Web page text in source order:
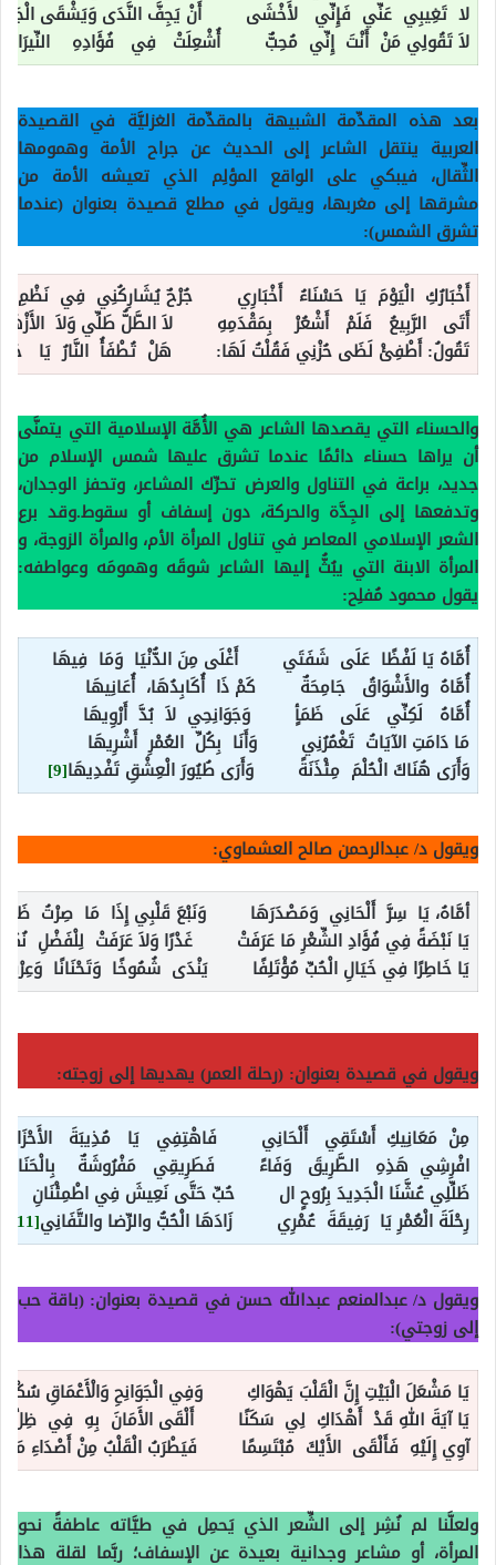
لا تَغِيبِي عَنِّي فَإِنِّي لأَخْشَى أَنْ يَجِفَّ النَّدَى وَيَشْقَى
لاَ تَقُولِي مَنْ أَنْتَ إِنِّي مُحِبٌّ أُشْعِلَتْ فِي فُؤَادِهِ النِّيرَانُ
بعد هذه المقدِّمة الشبيهة بالمقدِّمة الغزليَّة في القصيدة
العربية ينتقل الشاعر إلى الحديث عن جراح الأمة وهمومها
الثِّقال، فيبكي على الواقع المؤلِم الذي تعيشه الأمة من
مشرقها إلى مغربها، ويقول في مطلع قصيدة بعنوان (عندما
تشرق الشمس):
أَخْبَارُكِ الْيَوْمَ يَا حَسْنَاءُ أَخْبَارِي جُرْحٌ يُشَارِكُنِي فِي نَظْمِ
أَتَى الرَّبِيعُ فَلَمْ أَشْعُرْ بِمَقْدَمِهِ لاَ الطَّلُّ طَلِّي وَلاَ
تَقُولُ: أَطْفِئْ لَظَى حُزْنِي فَقُلْتُ لَهَا: هَلْ تُطْفَأُ النَّارُ يَا
والحسناء التي يقصدها الشاعر هي الأُمَّة الإسلامية التي يتمنَّى
أن يراها حسناء دائمًا عندما تشرق عليها شمس الإسلام من
جديد، براعة في التناول والعرض تحرِّك المشاعر، وتحفز الوجدان،
وتدفعها إلى الجِدَّة والحركة، دون إسفاف أو سقوط.وقد برع
الشعر الإسلامي المعاصر في تناول المرأة الأم، والمرأة الزوجة، و
المرأة الابنة التي يبُثُّ إليها الشاعر شوقَه وهمومَه وعواطفه:
يقول محمود مُفلِح:
أُمَّاهُ يَا لَفْظًا عَلَى شَفَتَي أَغْلَى مِنَ الدُّنْيَا وَمَا فِيهَا
أُمَّاهُ والأَشْوَاقُ جَامِحَةٌ كَمْ ذَا أُكَابِدُهَا، أُعَانِيهَا
أُمَّاهُ لَكِنِّي عَلَى ظَمَأٍ وَجَوَانِحِي لاَ بُدَّ أَرْوِيهَا
مَا دَامَتِ الآيَاتُ تَغْمُرُنِي وَأَنَا بِكُلِّ العُمْرِ أَشْرِيهَا
وَأَرَى هُنَاكَ الْحُلْمَ مِئْذَنَةً وَأَرَى طُيُورَ الْعِشْقِ تَفْدِيهَا[9]
ويقول د/ عبدالرحمن صالح العشماوي:
أمَّاهُ، يَا سِرَّ أَلْحَانِي وَمَصْدَرَهَا وَنَبْعَ قَلْبِي إِذَا مَا صِرْتُ
يَا نَبْضَةً فِي فُؤَادِ الشِّعْرِ مَا عَرَفَتْ غَدْرًا وَلاَ عَرَفَتْ لِلْفَضْلِ
يَا خَاطِرًا فِي خَيَالِ الْحُبِّ مُؤْتَلِفًا يَنْدَى شُمُوخًا وَتَحْنَانًا
ويقول في قصيدة بعنوان: (رحلة العمر) يهديها إلى زوجته:
مِنْ مَعَانِيكِ أَسْتَقِي أَلْحَانِي فَاهْتِفِي يَا مُذِيبَةَ الأَحْزَانِ
افْرِشِي هَذِهِ الطَّرِيقَ وَفَاءً فَطَرِيقِي مَفْرُوشَةٌ بِالْحَنَانِ
ظَلِّلِي عُشَّنَا الْجَدِيدَ بِرُوحٍ ال حُبِّ حَتَّى نَعِيشَ فِي اطْمِئْنَانِ
رِحْلَةَ الْعُمْرِ يَا رَفِيقَةَ عُمْرِي زَادَهَا الْحُبُّ والرِّضا والتَّفَانِي[11]
ويقول د/ عبدالمنعم عبدالله حسن في قصيدة بعنوان: (باقة حب
إلى زوجتي):
يَا مَشْعَلَ الْبَيْتِ إِنَّ الْقَلْبَ يَهْوَاكِ وَفِي الْجَوَانِحِ وَالْأَعْمَاقِ
يَا آيَةَ اللهِ قَدْ أَهْدَاكِ لِي سَكَنًا أَلْقَى الأَمَانَ بِهِ فِي ظِلِّ
آوِي إِلَيْهِ فَأَلْقَى الأَيْكَ مُبْتَسِمًا فَيَطْرَبُ الْقَلْبُ مِنْ أَصْدَاءِ
ولعلَّنا لم نُشِر إلى الشِّعر الذي يَحمِل في طيَّاته عاطفةً نحو
المرأة، أو مشاعر وجدانية بعيدة عن الإسفاف؛ ربَّما لقلة هذا